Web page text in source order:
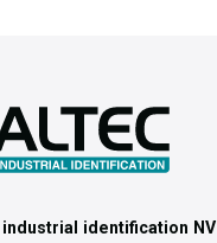
industrial identification NV